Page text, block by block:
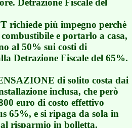
Detrazione Fiscale del
richiede più impegno perchè
e portarlo a casa,
al 50% sui costi di
Detrazione Fiscale del 65%.
di solito costa dai
inclusa, che però
euro di costo effettivo
65%, e si ripaga da sola in
risparmio in bolletta.